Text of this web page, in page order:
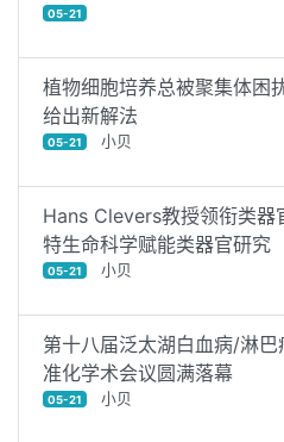
05-21
植物细胞培养总被聚集体困
给出新解法
05-21 小贝
Hans Clevers教授领衔类器
特生命科学赋能类器官研究
05-21 小贝
第十八届泛太湖白血病/淋
准化学术会议圆满落幕
05-21 小贝